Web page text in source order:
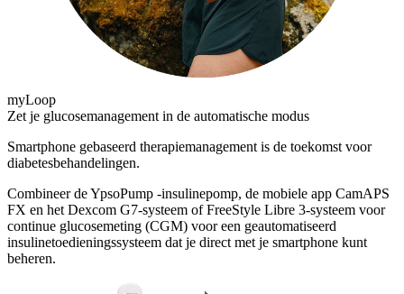
myLoop
Zet je glucosemanagement in de automatische modus
Smartphone gebaseerd therapiemanagement is de toekomst voor
diabetesbehandelingen.
Combineer de YpsoPump -insulinepomp, de mobiele app CamAPS
FX en het Dexcom G7-systeem of FreeStyle Libre 3-systeem voor
continue glucosemeting (CGM) voor een geautomatiseerd
insulinetoedieningssysteem dat je direct met je smartphone kunt
beheren.